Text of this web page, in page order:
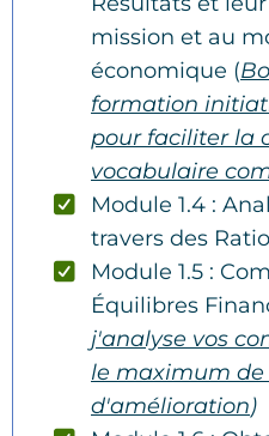
mission et au
économique (
formation
pour faciliter la
vocabulaire
Module 1.4 :
travers des
Module 1.5 :
Équilibres
j'analyse vos
le maximum de
d'amélioration)